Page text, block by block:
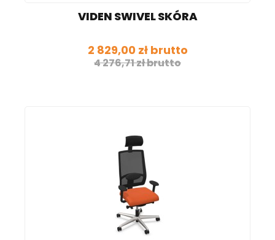
VIDEN SWIVEL SKÓRA
2 829,00 zł brutto
4 276,71 zł brutto